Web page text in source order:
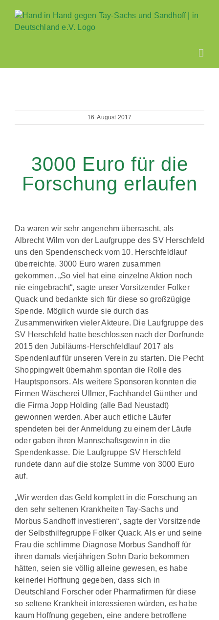
Inhalt
springen
16. August 2017
3000 Euro für die
Forschung erlaufen
Da waren wir sehr angenehm überrascht, als
Albrecht Wilm von der Laufgruppe des SV Herschfeld
uns den Spendenscheck vom 10. Herschfeldlauf
überreichte. 3000 Euro waren zusammen
gekommen. „So viel hat eine einzelne Aktion noch
nie eingebracht“, sagte unser Vorsitzender Folker
Quack und bedankte sich für diese so großzügige
Spende. Möglich wurde sie durch das
Zusammenwirken vieler Akteure. Die Laufgruppe des
SV Herschfeld hatte beschlossen nach der Dorfrunde
2015 den Jubiläums-Herschfeldlauf 2017 als
Spendenlauf für unseren Verein zu starten. Die Pecht
Shoppingwelt übernahm spontan die Rolle des
Hauptsponsors. Als weitere Sponsoren konnten die
Firmen Wäscherei Ullmer, Fachhandel Günther und
die Firma Jopp Holding (alle Bad Neustadt)
gewonnen werden. Aber auch etliche Läufer
spendeten bei der Anmeldung zu einem der Läufe
oder gaben ihren Mannschaftsgewinn in die
Spendenkasse. Die Laufgruppe SV Herschfeld
rundete dann auf die stolze Summe von 3000 Euro
auf.
„Wir werden das Geld komplett in die Forschung an
den sehr seltenen Krankheiten Tay-Sachs und
Morbus Sandhoff investieren“, sagte der Vorsitzende
der Selbsthilfegruppe Folker Quack. Als er und seine
Frau die schlimme Diagnose Morbus Sandhoff für
ihren damals vierjährigen Sohn Dario bekommen
hätten, seien sie völlig alleine gewesen, es habe
keinerlei Hoffnung gegeben, dass sich in
Deutschland Forscher oder Pharmafirmen für diese
so seltene Krankheit interessieren würden, es habe
kaum Hoffnung gegeben, eine andere betroffene